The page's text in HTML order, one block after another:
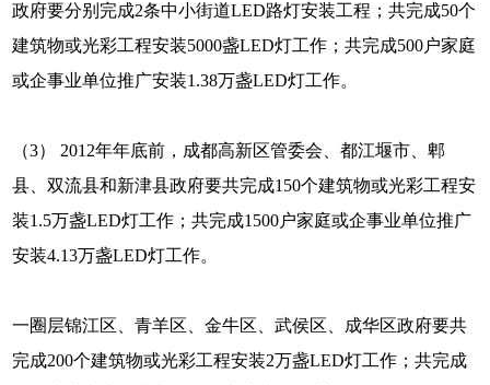
政府要分别完成2条中小街道LED路灯安装工程；共完成50个
建筑物或光彩工程安装5000盏LED灯工作；共完成500户家庭
或企事业单位推广安装1.38万盏LED灯工作。
（3） 2012年年底前，成都高新区管委会、都江堰市、郫
县、双流县和新津县政府要共完成150个建筑物或光彩工程安
装1.5万盏LED灯工作；共完成1500户家庭或企事业单位推广
安装4.13万盏LED灯工作。
一圈层锦江区、青羊区、金牛区、武侯区、成华区政府要共
完成200个建筑物或光彩工程安装2万盏LED灯工作；共完成